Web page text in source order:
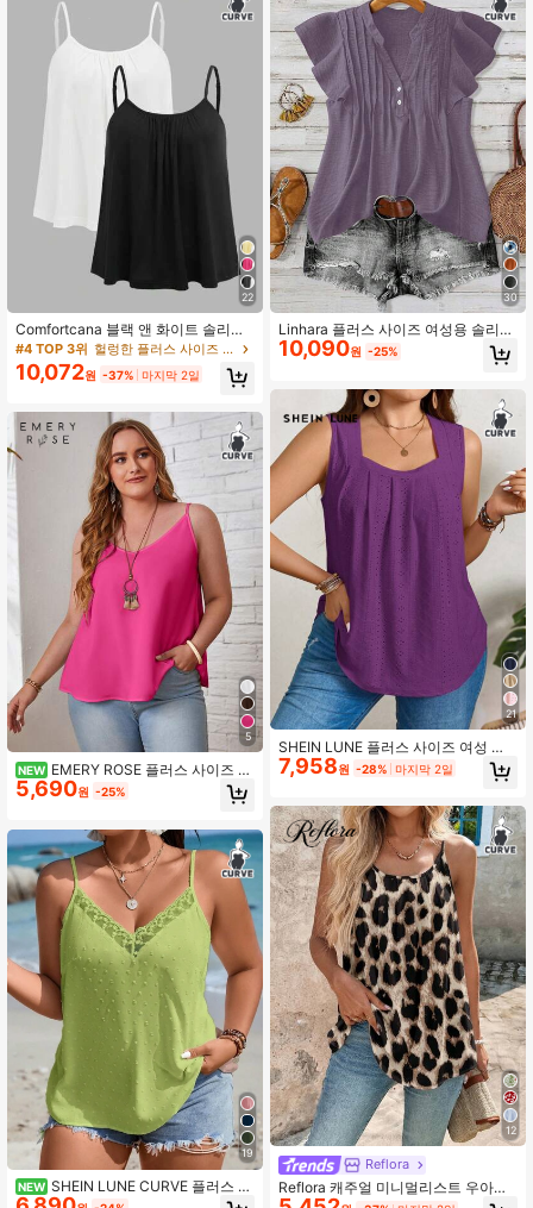
22
Comfortcana 블랙 앤 화이트 솔리드
컬러 2개입 플러스 사이즈 여성용 플
리츠 루즈핏 캐미솔 탱크탑, 조절 가능
한 어깨끈, 봄과 여름에 적합
#4 TOP 3위 헐렁한 플러스 사이즈 탱크 탑 & 카미스
10,072원 -37% 마지막 2일
5
NEW EMERY ROSE 플러스 사이즈 여
름 캐주얼 솔리드 컬러 캐미솔
5,690원 -25%
19
NEW SHEIN LUNE CURVE 플러스 사
이즈 여성용 레이스 트림 캐주얼 다용
30
Linhara 플러스 사이즈 여성용 솔리드
컬러 V넥 캐주얼 버서타일 데일리 웨
어 셔츠
10,090원 -25%
21
SHEIN LUNE 플러스 사이즈 여성 캐
주얼 퍼플 탱크 톱, 여름용
7,958원 -28% 마지막 2일
12
Reflora
Reflora 캐주얼 미니멀리스트 우아한
플러스 사이즈 여성용 표범 무늬 캐미